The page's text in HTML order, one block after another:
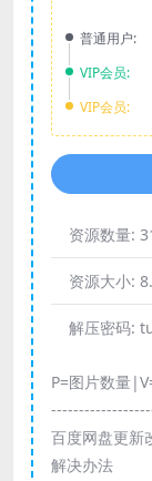
普通用户:
VIP会员:
VIP会员:
资源数量:
资源大小:
解压密码:
P=图片数量
百度网盘更新
解决办法